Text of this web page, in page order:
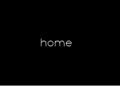
home